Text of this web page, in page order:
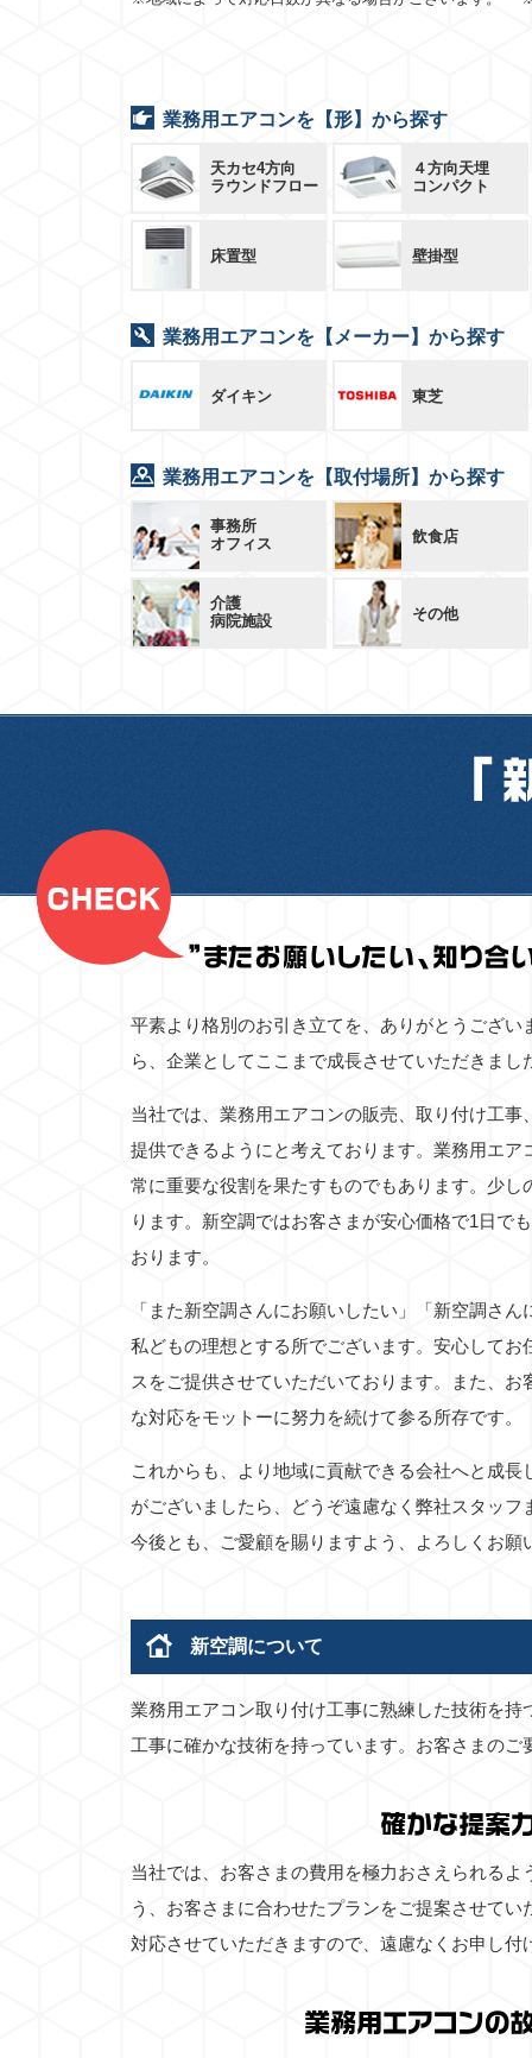
業務用エアコンを【形】から探す
天カセ4方向
ラウンドフロー
４方向天埋
コンパクト
床置型 壁掛型
業務用エアコンを【メーカー】から探す
ダイキン 東芝
業務用エアコンを【取付場所】から探す
事務所
オフィス
飲食店
介護
病院施設
その他
平素より格別のお引き立てを、ありがとうござ
ら、企業としてここまで成長させていただきまし
当社では、業務用エアコンの販売、取り付け工
提供できるようにと考えております。業務用エ
常に重要な役割を果たすものでもあります。少
ります。新空調ではお客さまが安心価格で1日で
おります。
「また新空調さんにお願いしたい」「新空調さ
私どもの理想とする所でございます。安心して
スをご提供させていただいております。また、
な対応をモットーに努力を続けて参る所存です。
これからも、より地域に貢献できる会社へと成
がございましたら、どうぞ遠慮なく弊社スタッ
今後とも、ご愛顧を賜りますよう、よろしくお願
新空調について
業務用エアコン取り付け工事に熟練した技術を
工事に確かな技術を持っています。お客さまの
確かな提案
当社では、お客さまの費用を極力おさえられる
う、お客さまに合わせたプランをご提案させて
対応させていただきますので、遠慮なくお申し付
業務用エアコンの